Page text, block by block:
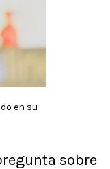
en su
sobre